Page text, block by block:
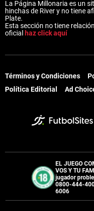
La Página Millonaria es un
hinchas de River y no tiene
Plate.
Esta sección no tiene
oficial haz click aquí
Términos y Condiciones
Política Editorial
Ad
EL JUEGO
VOS Y TU
jugador
0800-444-
6006